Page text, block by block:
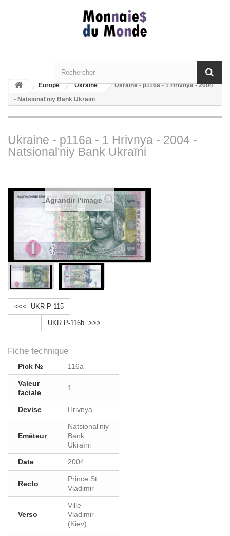
Europe Ukraine
Ukraine - p116a - 1 Hrivnya - 2004
- Natsional'niy Bank Ukraïni
Ukraine - p116a - 1 Hrivnya - 2004 -
Natsional'niy Bank Ukraïni
Agrandir l'image
<<< UKR P-115
UKR P-116b >>>
Fiche technique
Pick № 116a
Valeur
faciale
1
Devise Hrivnya
Eméteur
Natsional'niy
Bank
Ukraïni
Date 2004
Recto
Prince St.
Vladimir
Verso
Ville-
Vladimir-
(Kiev)